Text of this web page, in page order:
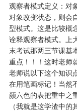
观察者模式定义：对
对象改变状态，则会
型模式。这是比较概
诠释观察者模式。上
末考试那两三节课基
重点！！！这时老师
老师说以下这个知识
在用笔画标记！当然
颜六色的表把重中之
（我就是这学渣中